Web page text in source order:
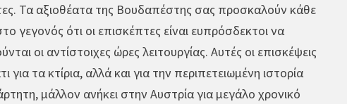
Τα αξιοθέατα της Βουδαπέστης σας προσκαλούν κάθε
γεγονός ότι οι επισκέπτες είναι ευπρόσδεκτοι να
οι αντίστοιχες ώρες λειτουργίας. Αυτές οι επισκέψεις
τα κτίρια, αλλά και για την περιπετειωμένη ιστορία
μάλλον ανήκει στην Αυστρία για μεγάλο χρονικό